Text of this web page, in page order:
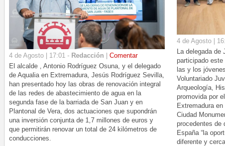
4 de Agosto | 17:01 - Redacción
Comentar
El alcalde , Antonio Rodríguez Osuna, y el delegado
de Aqualia en Extremadura, Jesús Rodríguez Sevilla,
han presentado hoy las obras de renovación integral
de las redes de abastecimiento de agua en la
segunda fase de la barriada de San Juan y en
Plantonal de Vera, dos actuaciones que supondrán
una inversión conjunta de 1,7 millones de euros y
que permitirán renovar un total de 24 kilómetros de
conducciones.
4 de Agosto |
La delegada de
participado
las y los
Voluntariado
Arqueología,
promovida por
Extremadura
Ciudad
procedentes de
España “la
diferente y